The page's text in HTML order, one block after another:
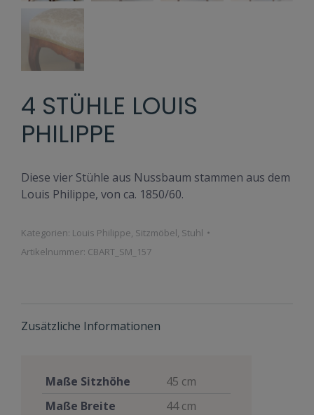
4 STÜHLE LOUIS
PHILIPPE
Diese vier Stühle aus Nussbaum stammen aus dem
Louis Philippe, von ca. 1850/60.
Kategorien: Louis Philippe, Sitzmöbel, Stuhl
Artikelnummer: CBART_SM_157
Zusätzliche Informationen
Maße Sitzhöhe
45 cm
Maße Breite
44 cm